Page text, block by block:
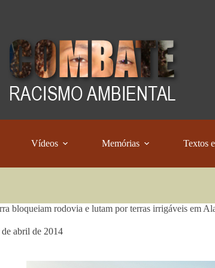
Vídeos Memórias Textos
bloqueiam rodovia e lutam por terras irrigáveis em
de abril de 2014